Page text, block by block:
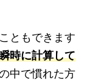
ともできます
時に計算して
中で慣れた方